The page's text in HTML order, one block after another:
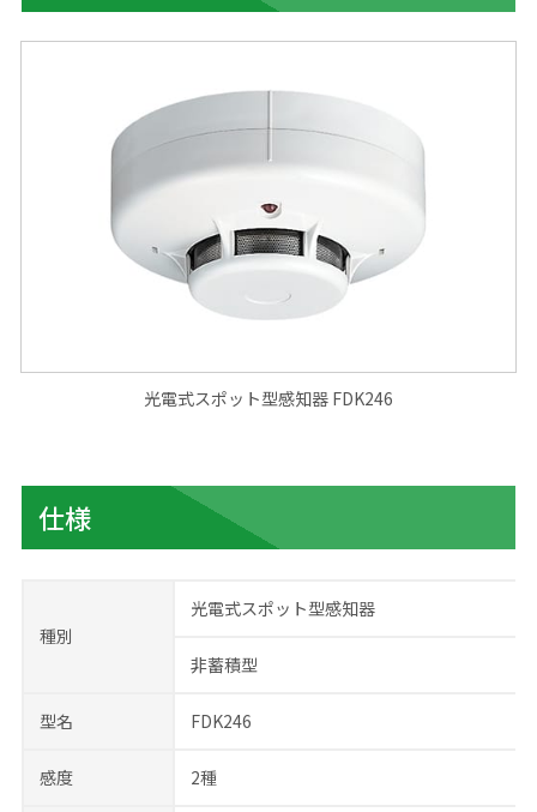
光電式スポット型感知器 FDK246
仕様
種別
光電式スポット型感知器
非蓄積型
型名 FDK246
感度 2種